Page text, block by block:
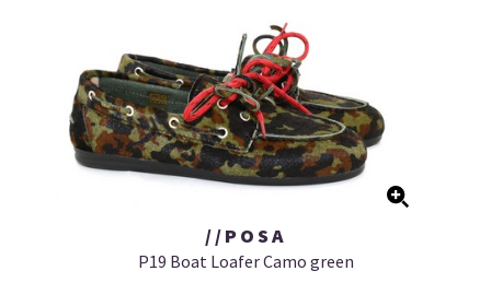
//POSA
P19 Boat Loafer Camo green